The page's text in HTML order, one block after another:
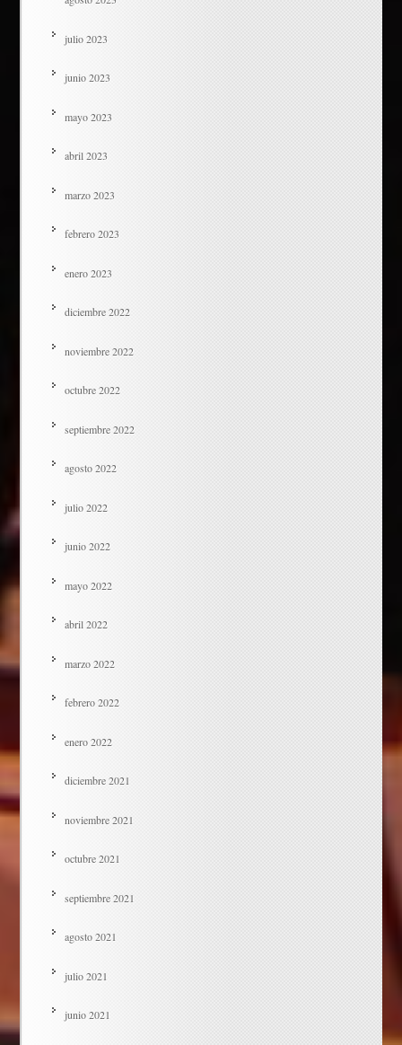
julio 2023
junio 2023
mayo 2023
abril 2023
marzo 2023
febrero 2023
enero 2023
diciembre 2022
noviembre 2022
octubre 2022
septiembre 2022
agosto 2022
julio 2022
junio 2022
mayo 2022
abril 2022
marzo 2022
febrero 2022
enero 2022
diciembre 2021
noviembre 2021
octubre 2021
septiembre 2021
agosto 2021
julio 2021
junio 2021